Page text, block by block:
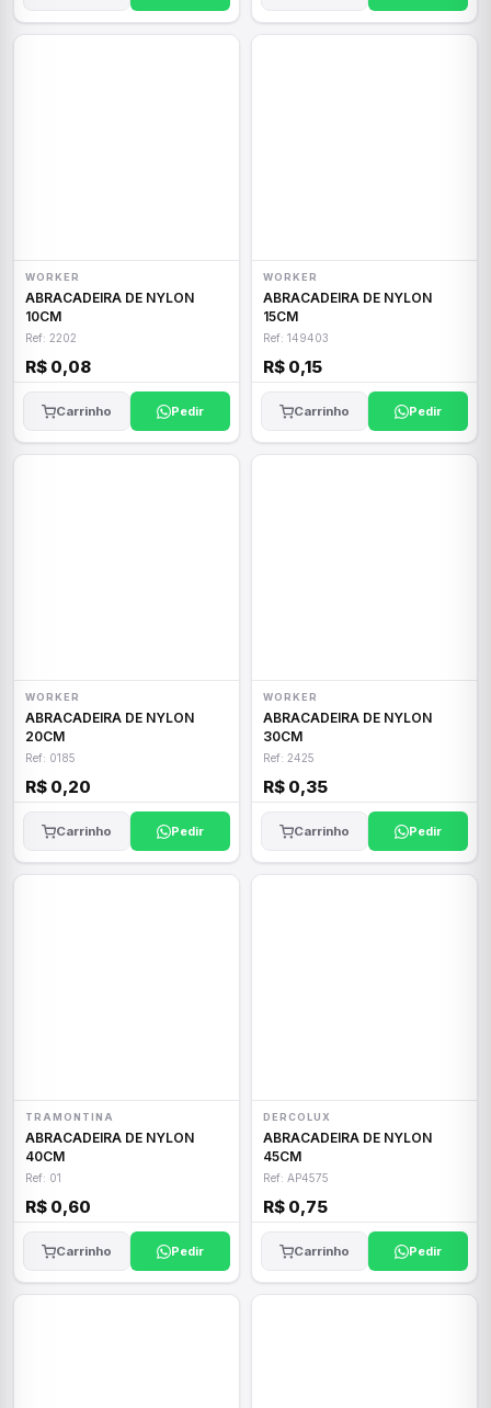
WORKER
ABRACADEIRA DE NYLON
10CM
Ref: 2202
R$ 0,08
Carrinho Pedir
WORKER
ABRACADEIRA DE NYLON
15CM
Ref: 149403
R$ 0,15
Carrinho Pedir
WORKER
ABRACADEIRA DE NYLON
20CM
Ref: 0185
R$ 0,20
Carrinho Pedir
WORKER
ABRACADEIRA DE NYLON
30CM
Ref: 2425
R$ 0,35
Carrinho Pedir
TRAMONTINA
ABRACADEIRA DE NYLON
40CM
Ref: 01
R$ 0,60
Carrinho Pedir
DERCOLUX
ABRACADEIRA DE NYLON
45CM
Ref: AP4575
R$ 0,75
Carrinho Pedir